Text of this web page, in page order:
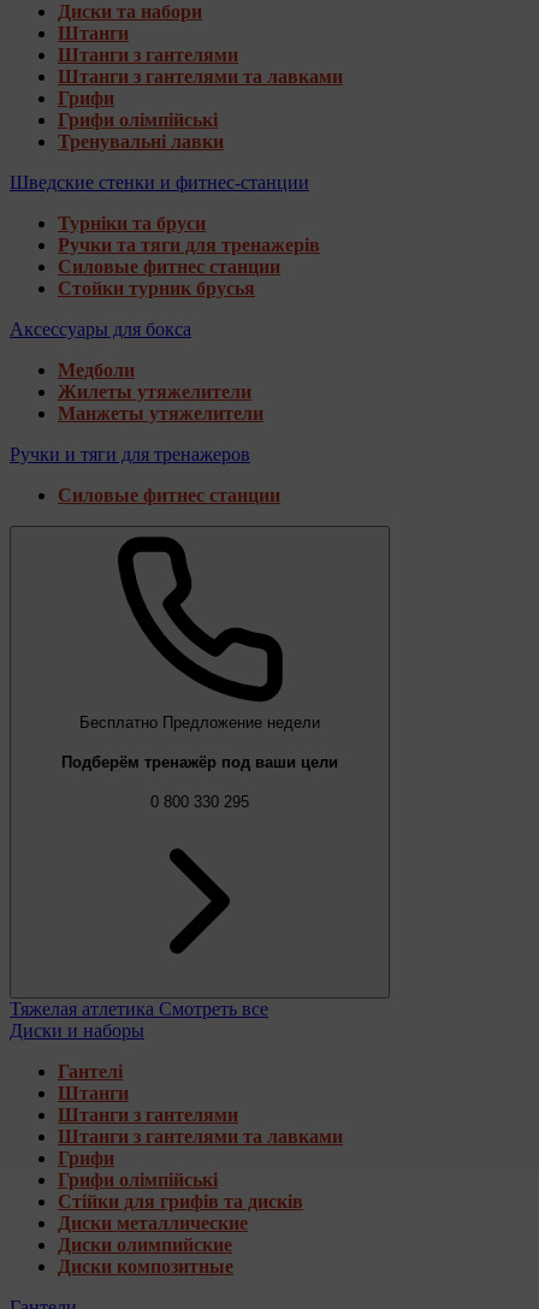
Диски та набори
Штанги
Штанги з гантелями
Штанги з гантелями та лавками
Грифи
Грифи олімпійські
Тренувальні лавки
Шведские стенки и фитнес-станции
Турніки та бруси
Ручки та тяги для тренажерів
Силовые фитнес станции
Стойки турник брусья
Аксессуары для бокса
Медболи
Жилеты утяжелители
Манжеты утяжелители
Ручки и тяги для тренажеров
Силовые фитнес станции
Бесплатно Предложение недели
Подберём тренажёр под ваши цели
0 800 330 295
Тяжелая атлетика Смотреть все
Диски и наборы
Гантелі
Штанги
Штанги з гантелями
Штанги з гантелями та лавками
Грифи
Грифи олімпійські
Стійки для грифів та дисків
Диски металлические
Диски олимпийские
Диски композитные